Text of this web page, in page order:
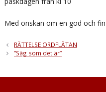
Med önskan om en god och
RÄTTELSE ORDFLÄTAN
”Säg som det är”